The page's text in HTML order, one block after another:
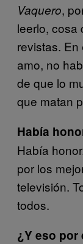
Vaquero,
leerlo, cosa
revistas. En
amo, no
de que lo
que matan
Había
Había
por los
televisión.
todos.
¿Y eso por